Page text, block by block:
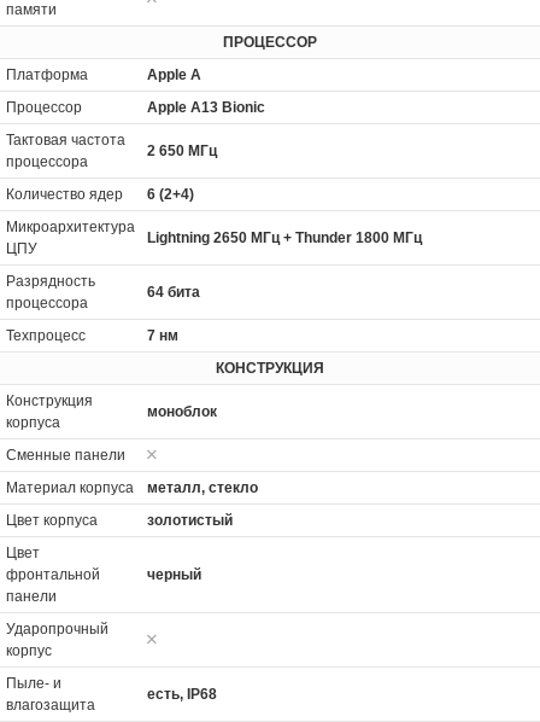
памяти
ПРОЦЕССОР
Платформа
Apple A
Процессор
Apple A13 Bionic
Тактовая частота
процессора
2 650 МГц
Количество ядер
6 (2+4)
Микроархитектура
ЦПУ
Lightning 2650 МГц + Thunder 1800 МГц
Разрядность
процессора
64 бита
Техпроцесс
7 нм
КОНСТРУКЦИЯ
Конструкция
корпуса
моноблок
Сменные панели
Материал корпуса
металл, стекло
Цвет корпуса
золотистый
Цвет
фронтальной
панели
черный
Ударопрочный
корпус
Пыле- и
влагозащита
есть, IP68